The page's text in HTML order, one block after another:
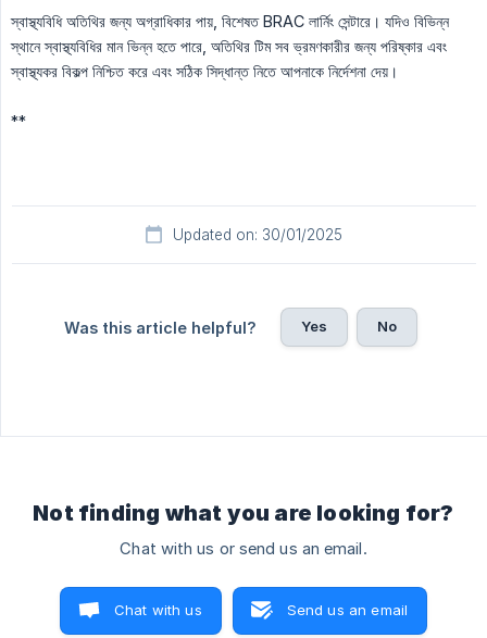
স্বাস্থ্যবিধি অতিথির জন্য অগ্রাধিকার পায়, বিশেষত BRAC লার্নিং সেন্টারে। যদিও বিভিন্ন
স্থানে স্বাস্থ্যবিধির মান ভিন্ন হতে পারে, অতিথির টিম সব ভ্রমণকারীর জন্য পরিষ্কার এবং
স্বাস্থ্যকর বিকল্প নিশ্চিত করে এবং সঠিক সিদ্ধান্ত নিতে আপনাকে নির্দেশনা দেয়।
**
Updated on: 30/01/2025
Was this article helpful? Yes No
Not finding what you are looking for?
Chat with us or send us an email.
Chat with us Send us an email